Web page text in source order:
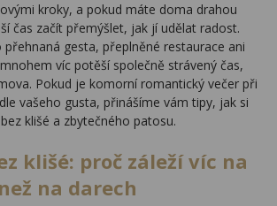
kroky, a pokud máte doma drahou
čas začít přemýšlet, jak jí udělat radost.
gesta, přeplněné restaurace ani
víc potěší společně strávený čas,
Pokud je komorní romantický večer při
vašeho gusta, přinášíme vám tipy, jak si
klišé a zbytečného patosu.
klišé: proč záleží víc na
na darech